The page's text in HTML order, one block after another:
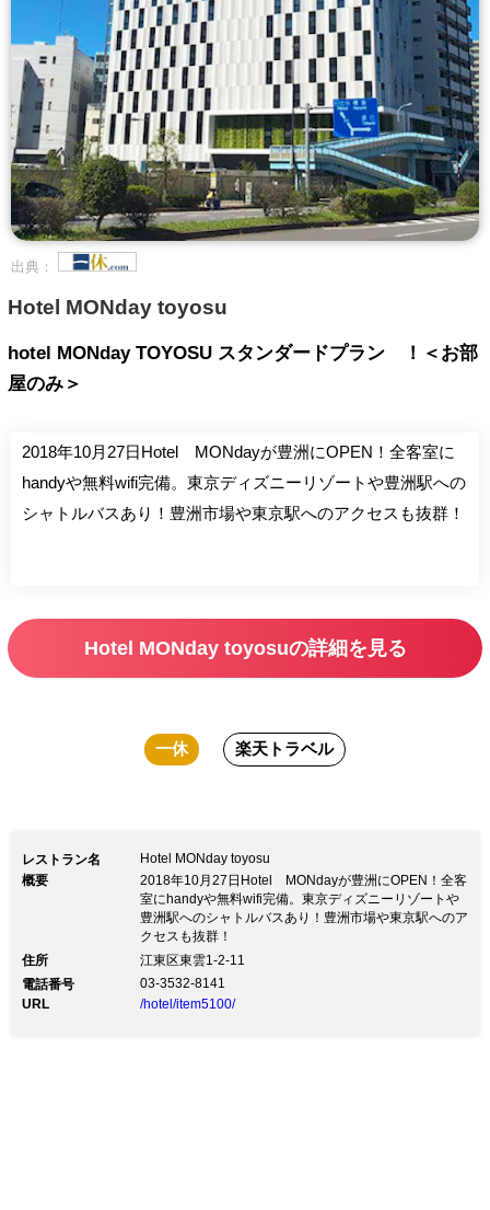
出典：
Hotel MONday toyosu
hotel MONday TOYOSU スタンダードプラン ！＜お部
屋のみ＞
2018年10月27日Hotel MONdayが豊洲にOPEN！全客室に
handyや無料wifi完備。東京ディズニーリゾートや豊洲駅への
シャトルバスあり！豊洲市場や東京駅へのアクセスも抜群！
Hotel MONday toyosuの詳細を見る
一休 楽天トラベル
レストラン名
Hotel MONday toyosu
概要
2018年10月27日Hotel MONdayが豊洲にOPEN！全客
室にhandyや無料wifi完備。東京ディズニーリゾートや
豊洲駅へのシャトルバスあり！豊洲市場や東京駅へのア
クセスも抜群！
住所
江東区東雲1-2-11
電話番号
03-3532-8141
URL
/hotel/item5100/